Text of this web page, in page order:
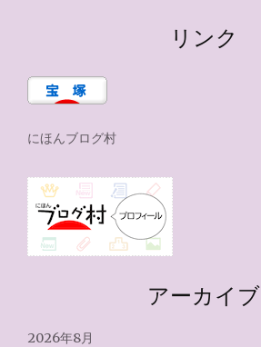
リンク
にほんブログ村
アーカイブ
2026年8月